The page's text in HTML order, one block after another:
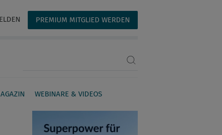
PREMIUM MITGLIED WERDEN
WEBINARE & VIDEOS